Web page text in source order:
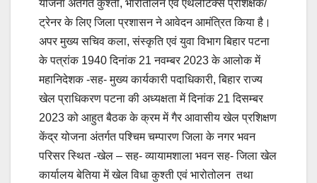
योजना अंतर्गत कुश्ती, भारोतोलन एवं एथलेटिक्स प्रशिक्षक/
ट्रेनर के लिए जिला प्रशासन ने आवेदन आमंत्रित किया है।
अपर मुख्य सचिव कला, संस्कृति एवं युवा विभाग बिहार पटना
के पत्रांक 1940 दिनांक 21 नवम्बर 2023 के आलोक में
महानिदेशक -सह- मुख्य कार्यकारी पदाधिकारी, बिहार राज्य
खेल प्राधिकरण पटना की अध्यक्षता में दिनांक 21 दिसम्बर
2023 को आहुत बैठक के क्रम में गैर आवासीय खेल प्रशिक्षण
केंद्र योजना अंतर्गत पश्चिम चम्पारण जिला के नगर भवन
परिसर स्थित -खेल – सह- व्यायामशाला भवन सह- जिला खेल
कार्यालय बेतिया में खेल विधा कुश्ती एवं भारोतोलन तथा